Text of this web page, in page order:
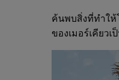
ค้นพบสิ่งที่ทำให้
ของเมอร์เคียว